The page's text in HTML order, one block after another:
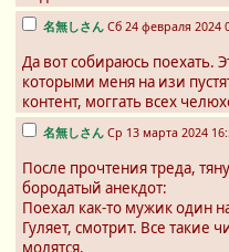
名無しさん Сб 24 февраля 2024
Да вот собираюсь поехать.
которыми меня на изи
контент, моггать всех
名無しさん Ср 13 марта 2024
После прочтения треда,
бородатый анекдот:
Поехал как-то мужик один
Гуляет, смотрит. Все такие
молятся,